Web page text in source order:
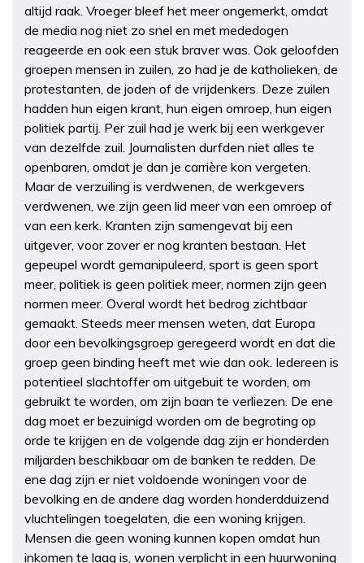
altijd raak. Vroeger bleef het meer ongemerkt, omdat
de media nog niet zo snel en met mededogen
reageerde en ook een stuk braver was. Ook geloofden
groepen mensen in zuilen, zo had je de katholieken, de
protestanten, de joden of de vrijdenkers. Deze zuilen
hadden hun eigen krant, hun eigen omroep, hun eigen
politiek partij. Per zuil had je werk bij een werkgever
van dezelfde zuil. Journalisten durfden niet alles te
openbaren, omdat je dan je carrière kon vergeten.
Maar de verzuiling is verdwenen, de werkgevers
verdwenen, we zijn geen lid meer van een omroep of
van een kerk. Kranten zijn samengevat bij een
uitgever, voor zover er nog kranten bestaan. Het
gepeupel wordt gemanipuleerd, sport is geen sport
meer, politiek is geen politiek meer, normen zijn geen
normen meer. Overal wordt het bedrog zichtbaar
gemaakt. Steeds meer mensen weten, dat Europa
door een bevolkingsgroep geregeerd wordt en dat die
groep geen binding heeft met wie dan ook. Iedereen is
potentieel slachtoffer om uitgebuit te worden, om
gebruikt te worden, om zijn baan te verliezen. De ene
dag moet er bezuinigd worden om de begroting op
orde te krijgen en de volgende dag zijn er honderden
miljarden beschikbaar om de banken te redden. De
ene dag zijn er niet voldoende woningen voor de
bevolking en de andere dag worden honderdduizend
vluchtelingen toegelaten, die een woning krijgen.
Mensen die geen woning kunnen kopen omdat hun
inkomen te laag is, wonen verplicht in een huurwoning